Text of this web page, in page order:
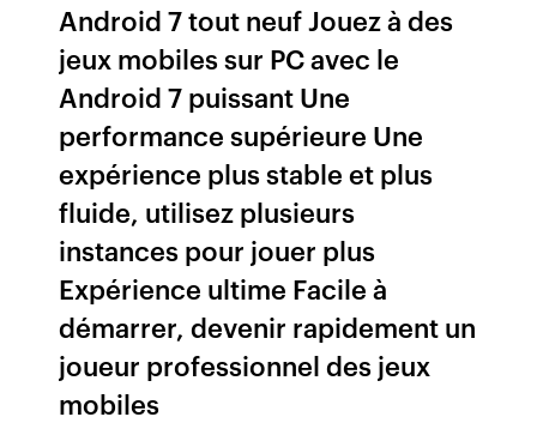
Android 7 tout neuf Jouez à des
jeux mobiles sur PC avec le
Android 7 puissant Une
performance supérieure Une
expérience plus stable et plus
fluide, utilisez plusieurs
instances pour jouer plus
Expérience ultime Facile à
démarrer, devenir rapidement un
joueur professionnel des jeux
mobiles